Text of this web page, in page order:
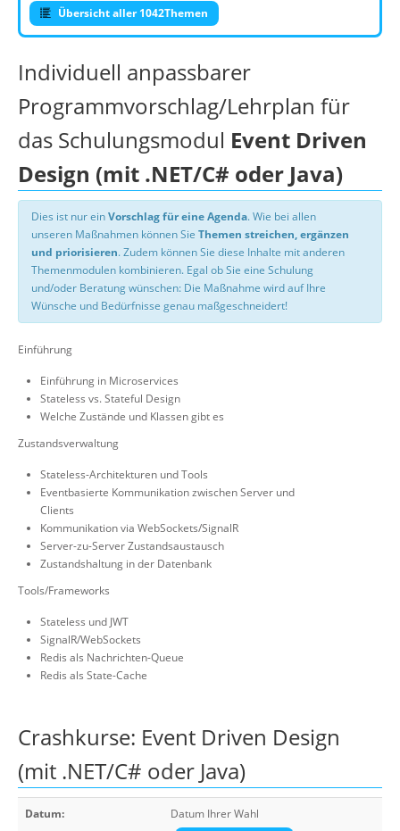
Übersicht aller 1042Themen
Individuell anpassbarer
Programmvorschlag/Lehrplan für
das Schulungsmodul Event Driven
Design (mit .NET/C# oder Java)
Dies ist nur einVorschlag für eine Agenda. Wie bei allen
unseren Maßnahmen können Sie Themen streichen, ergänzen
und priorisieren. Zudem können Sie diese Inhalte mit anderen
Themenmodulen kombinieren. Egal ob Sie eine Schulung
und/oder Beratung wünschen: Die Maßnahme wird auf Ihre
Wünsche und Bedürfnisse genau maßgeschneidert!
Einführung
Einführung in Microservices
Stateless vs. Stateful Design
Welche Zustände und Klassen gibt es
Zustandsverwaltung
Stateless-Architekturen und Tools
Eventbasierte Kommunikation zwischen Server und
Clients
Kommunikation via WebSockets/SignalR
Server-zu-Server Zustandsaustausch
Zustandshaltung in der Datenbank
Tools/Frameworks
Stateless und JWT
SignalR/WebSockets
Redis als Nachrichten-Queue
Redis als State-Cache
Crashkurse: Event Driven Design
(mit .NET/C# oder Java)
Datum:
Datum Ihrer Wahl